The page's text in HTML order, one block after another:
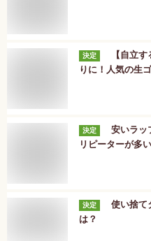
決定
【自立
りに！人気の生
決定
安いラッ
リピーターが多
決定
使い捨て
は？